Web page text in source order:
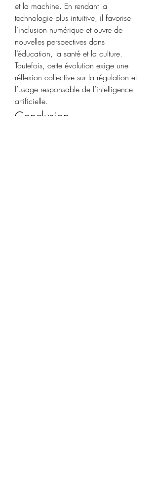
et la machine. En rendant la
technologie plus intuitive, il favorise
l’inclusion numérique et ouvre de
nouvelles perspectives dans
l’éducation, la santé et la culture.
Toutefois, cette évolution exige une
réflexion collective sur la régulation et
l’usage responsable de l’intelligence
artificielle.
Conclusion